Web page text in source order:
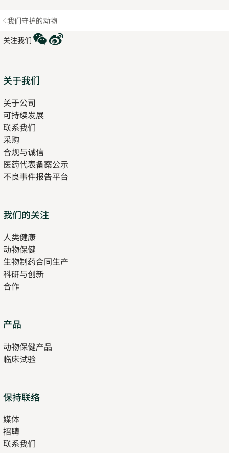
我们守护的动物
关注我们
WeChat
Weibo
Sitemap
关于我们
关于公司
可持续发展
联系我们
采购
合规与诚信
医药代表备案公示
不良事件报告平台
我们的关注
人类健康
new
tab
动物保健
生物制药合同生产
科研与创新
合作
产品
new
tab
动物保健产品
临床试验
保持联络
媒体
招聘
in
联系我们